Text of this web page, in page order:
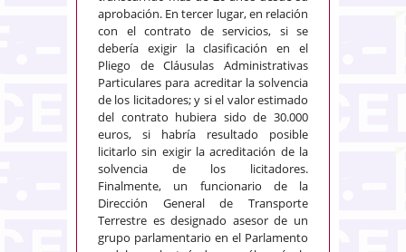
aprobación. En tercer lugar, en relación
con el contrato de servicios, si se
debería exigir la clasificación en el
Pliego de Cláusulas Administrativas
Particulares para acreditar la solvencia
de los licitadores; y si el valor estimado
del contrato hubiera sido de 30.000
euros, si habría resultado posible
licitarlo sin exigir la acreditación de la
solvencia de los licitadores.
Finalmente, un funcionario de la
Dirección General de Transporte
Terrestre es designado asesor de un
grupo parlamentario en el Parlamento